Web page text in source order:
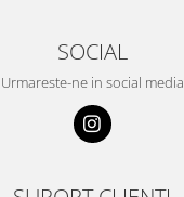
SOCIAL
Urmareste-ne in social media